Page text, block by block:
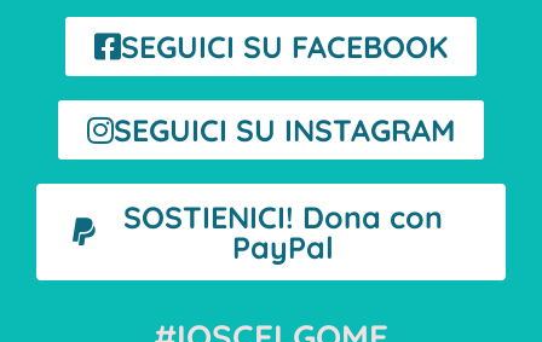
SEGUICI SU FACEBOOK
SEGUICI SU INSTAGRAM
SOSTIENICI! Dona con
PayPal